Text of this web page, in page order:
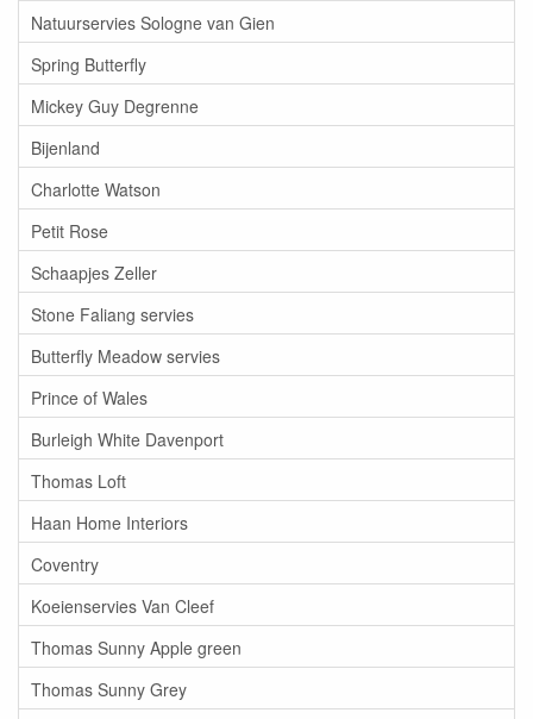
Natuurservies Sologne van Gien
Spring Butterfly
Mickey Guy Degrenne
Bijenland
Charlotte Watson
Petit Rose
Schaapjes Zeller
Stone Faliang servies
Butterfly Meadow servies
Prince of Wales
Burleigh White Davenport
Thomas Loft
Haan Home Interiors
Coventry
Koeienservies Van Cleef
Thomas Sunny Apple green
Thomas Sunny Grey